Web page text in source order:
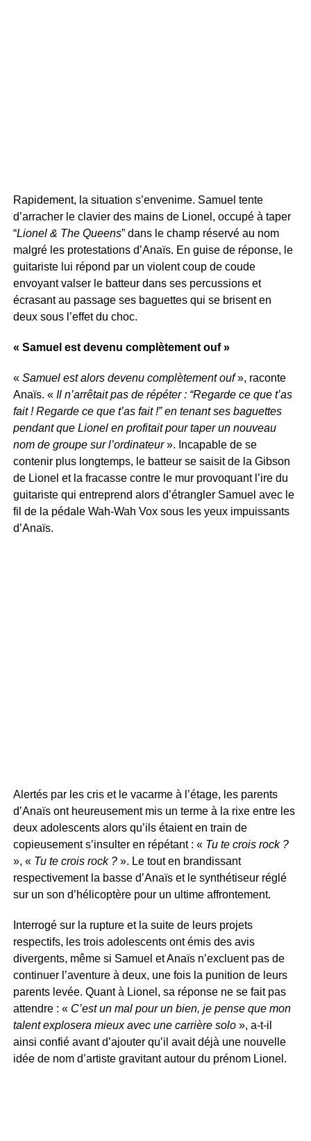
Rapidement, la situation s’envenime. Samuel tente
d’arracher le clavier des mains de Lionel, occupé à taper
“Lionel & The Queens” dans le champ réservé au nom
malgré les protestations d’Anaïs. En guise de réponse, le
guitariste lui répond par un violent coup de coude
envoyant valser le batteur dans ses percussions et
écrasant au passage ses baguettes qui se brisent en
deux sous l’effet du choc.
« Samuel est devenu complètement ouf »
« Samuel est alors devenu complètement ouf», raconte
Anaïs. « Il n’arrêtait pas de répéter : “Regarde ce que t’as
fait ! Regarde ce que t’as fait !” en tenant ses baguettes
pendant que Lionel en profitait pour taper un nouveau
nom de groupe sur l’ordinateur». Incapable de se
contenir plus longtemps, le batteur se saisit de la Gibson
de Lionel et la fracasse contre le mur provoquant l’ire du
guitariste qui entreprend alors d’étrangler Samuel avec le
fil de la pédale Wah-Wah Vox sous les yeux impuissants
d’Anaïs.
Alertés par les cris et le vacarme à l’étage, les parents
d’Anaïs ont heureusement mis un terme à la rixe entre les
deux adolescents alors qu’ils étaient en train de
copieusement s’insulter en répétant : « Tu te crois rock ?
», «Tu te crois rock ?». Le tout en brandissant
respectivement la basse d’Anaïs et le synthétiseur réglé
sur un son d’hélicoptère pour un ultime affrontement.
Interrogé sur la rupture et la suite de leurs projets
respectifs, les trois adolescents ont émis des avis
divergents, même si Samuel et Anaïs n’excluent pas de
continuer l’aventure à deux, une fois la punition de leurs
parents levée. Quant à Lionel, sa réponse ne se fait pas
attendre : « C’est un mal pour un bien, je pense que mon
talent explosera mieux avec une carrière solo», a-t-il
ainsi confié avant d’ajouter qu’il avait déjà une nouvelle
idée de nom d’artiste gravitant autour du prénom Lionel.